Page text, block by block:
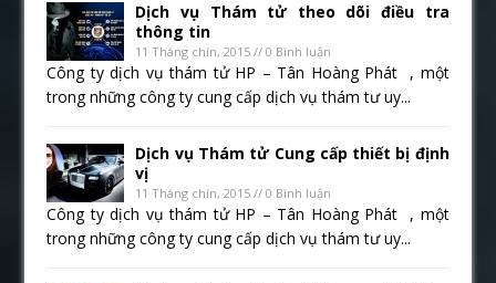
Dịch vụ Thám tử theo dõi điều tra
thông tin
11 Tháng chín, 2015 // 0 Bình luận
Công ty dịch vụ thám tử HP – Tân Hoàng Phát , một
trong những công ty cung cấp dịch vụ thám tư uy...
Dịch vụ Thám tử Cung cấp thiết bị định
vị
11 Tháng chín, 2015 // 0 Bình luận
Công ty dịch vụ thám tử HP – Tân Hoàng Phát , một
trong những công ty cung cấp dịch vụ thám tư uy...